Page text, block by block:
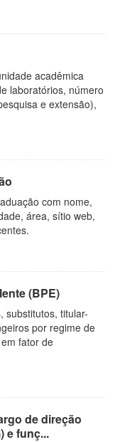
acadêmica
laboratórios, número
e extensão),
com nome,
área, sítio web,
(BPE)
substitutos, titular-
por regime de
fator de
de direção
e funç...